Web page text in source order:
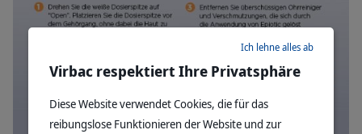
Virbac respektiert Ihre Privatsphäre
Diese Website verwendet Cookies, die für das
reibungslose Funktionieren der Website und zur
Ich lehne alles ab